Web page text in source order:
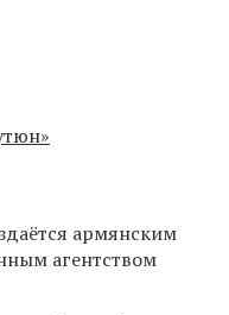
армянским
агентством